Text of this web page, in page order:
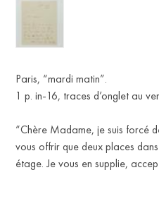
Paris, “mardi matin”.
1 p. in-16, traces d’onglet au
“Chère Madame, je suis forcé
vous offrir que deux places
étage. Je vous en supplie,